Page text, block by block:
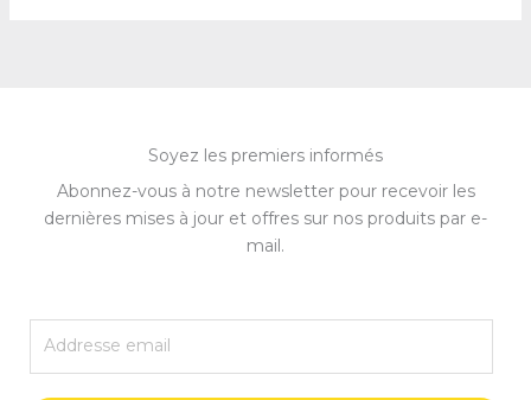
Soyez les premiers informés
Abonnez-vous à notre newsletter pour recevoir les
dernières mises à jour et offres sur nos produits par e-
mail.
m